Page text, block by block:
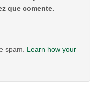
que comente.
spam. Learn how your